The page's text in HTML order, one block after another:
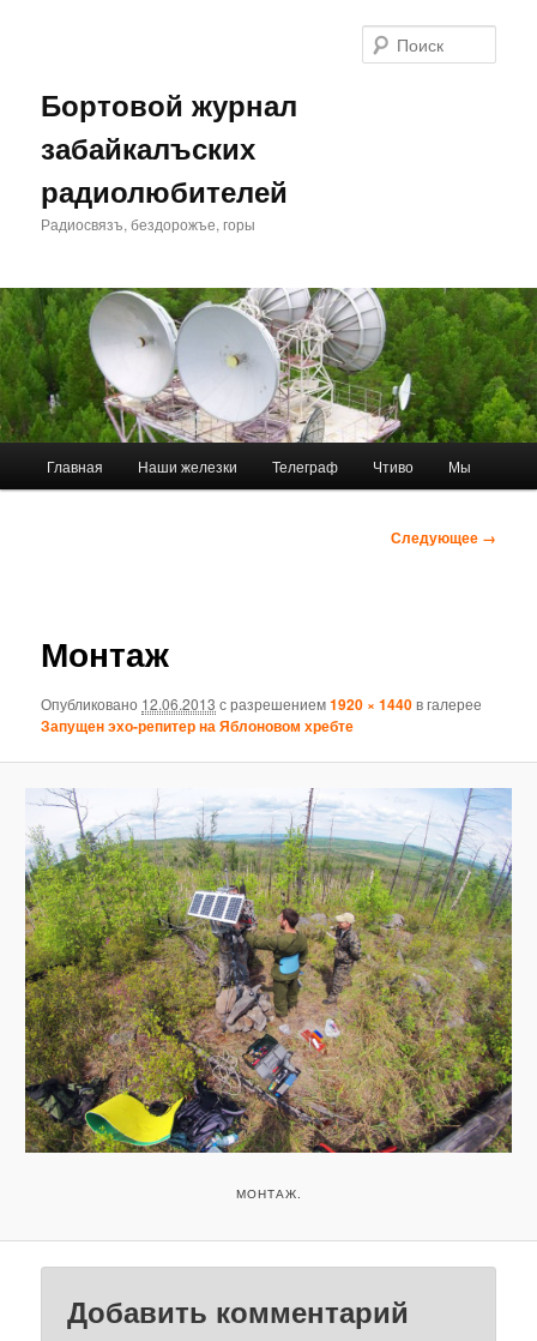
Бортовой журнал
забайкалъских
радиолюбителей
Радиосвязъ, бездорожъе, горы
Главная Наши железки Телеграф Чтиво Мы
Следующее →
Монтаж
Опубликовано 12.06.2013 с разрешением1920 × 1440в галерее
Запущен эхо-репитер на Яблоновом хребте
МОНТАЖ.
Добавить комментарий